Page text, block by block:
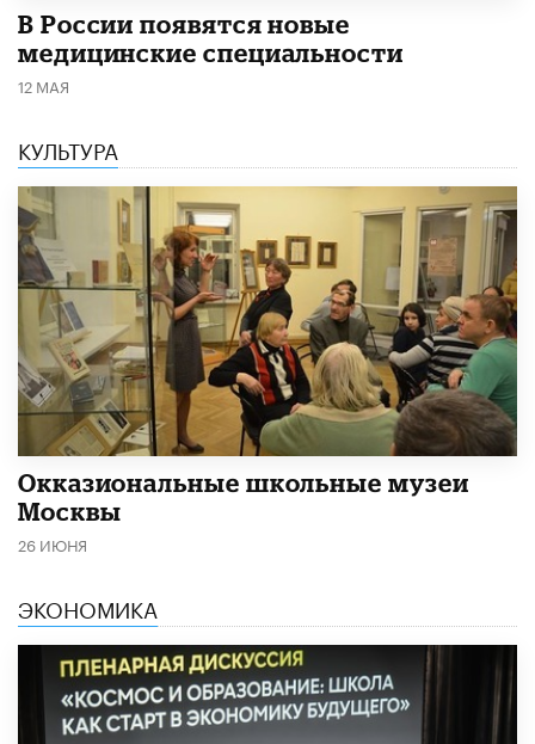
В России появятся новые
медицинские специальности
12 МАЯ
КУЛЬТУРА
​Окказиональные школьные музеи
Москвы
26 ИЮНЯ
ЭКОНОМИКА